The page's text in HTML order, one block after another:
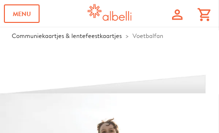
MENU profile shopping_cart
Communiekaartjes & lentefeestkaartjes Voetbalfan